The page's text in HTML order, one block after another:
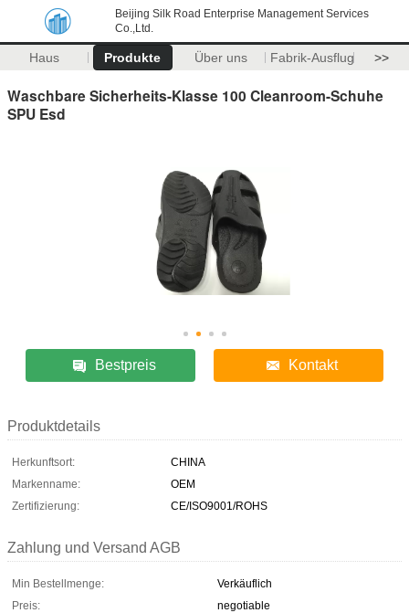
Beijing Silk Road Enterprise Management Services
Co.,Ltd.
Haus Produkte Über uns Fabrik-Ausflug >>
Waschbare Sicherheits-Klasse 100 Cleanroom-Schuhe
SPU Esd
Bestpreis Kontakt
Produktdetails
Herkunftsort:
CHINA
Markenname:
OEM
Zertifizierung:
CE/ISO9001/ROHS
Zahlung und Versand AGB
Min Bestellmenge:
Verkäuflich
Preis:
negotiable